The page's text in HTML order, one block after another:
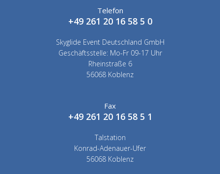
Telefon
+49 261 20 16 58 5 0
Skyglide Event Deutschland GmbH
Geschäftsstelle: Mo-Fr 09-17 Uhr
Rheinstraße 6
56068 Koblenz
Fax
+49 261 20 16 58 5 1
Talstation
Konrad-Adenauer-Ufer
56068 Koblenz